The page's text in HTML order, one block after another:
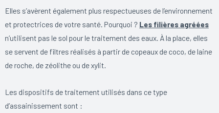
Elles s’avèrent également plus respectueuses de l’environnement
et protectrices de votre santé. Pourquoi ? Les filières agréées
n’utilisent pas le sol pour le traitement des eaux. À la place, elles
se servent de filtres réalisés à partir de copeaux de coco, de laine
de roche, de zéolithe ou de xylit.
Les dispositifs de traitement utilisés dans ce type
d’assainissement sont :